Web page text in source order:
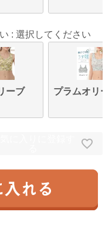
選択してください
ーブ プラムオリー